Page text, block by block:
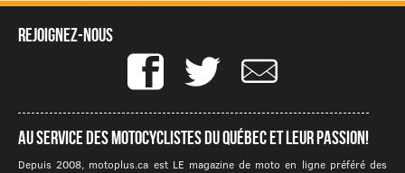
Rejoignez-nous
Au service des motocyclistes du québec et leur passion!
Depuis 2008, motoplus.ca est LE magazine de moto en ligne préféré des